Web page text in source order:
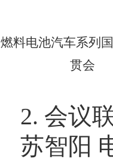
燃料电池汽车系列
贯会
2. 会议
苏智阳